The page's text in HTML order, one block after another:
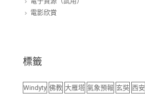
電影欣賞
標籤
Windyty 佛教 大雁塔 氣象預報 玄奘 西安